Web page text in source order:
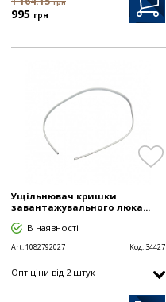
995 грн
Ущільнювач кришки
завантажувального люка...
В наявності
Art:1082792027 Код: 34427
Опт цiни від 2 штук